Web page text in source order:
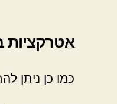
אטרקציות
כמו כן ניתן